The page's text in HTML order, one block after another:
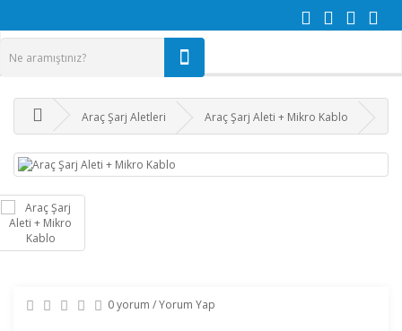
Araç Şarj Aletleri Araç Şarj Aleti + Mikro Kablo
0 yorum /Yorum Yap